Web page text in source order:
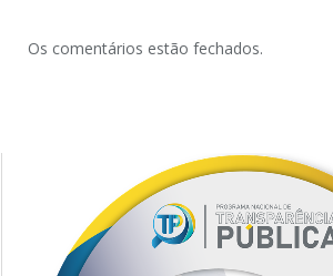
Os comentários estão fechados.